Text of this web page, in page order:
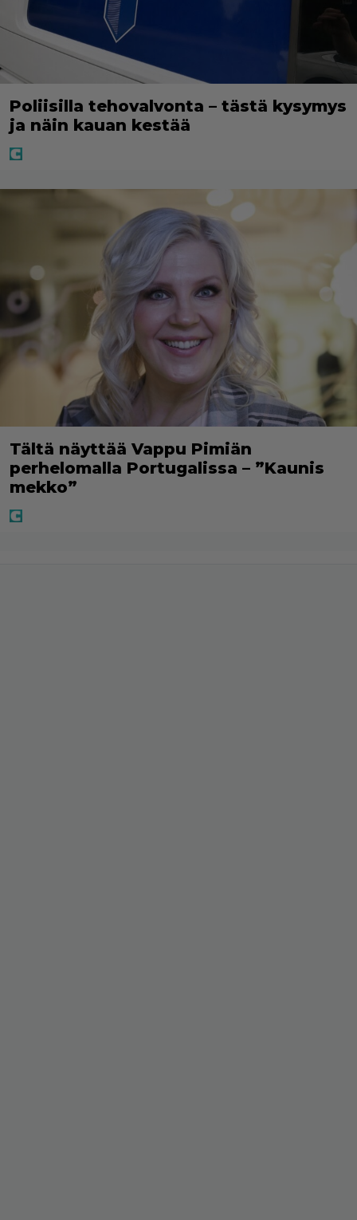
Poliisilla tehovalvonta – tästä kysymys
ja näin kauan kestää
Tältä näyttää Vappu Pimiän
perhelomalla Portugalissa – ”Kaunis
mekko”